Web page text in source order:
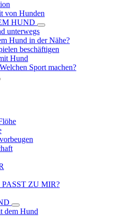
von Hunden
HUND
unterwegs
Hund in der Nähe?
beschäftigen
Hund
Sport machen?
ZU MIR?
dem Hund